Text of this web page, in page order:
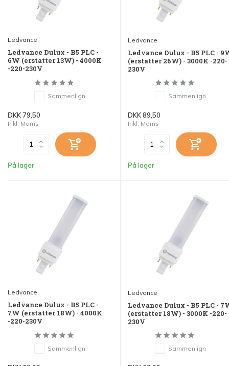
Ledvance
Ledvance Dulux - B5 PLC -
6W (erstatter 13W) - 4000K
-220-230V
Sammenlign
DKK 79,50
Inkl. Moms
På lager
Ledvance
Ledvance Dulux - B5 PLC -
(erstatter 26W) - 3000K -220-
230V
Sammenlign
DKK 89,50
Inkl. Moms
På lager
Ledvance
Ledvance Dulux - B5 PLC -
7W (erstatter 18W) - 4000K
-220-230V
Sammenlign
Ledvance
Ledvance Dulux - B5 PLC -
(erstatter 18W) - 3000K -220-
230V
Sammenlign